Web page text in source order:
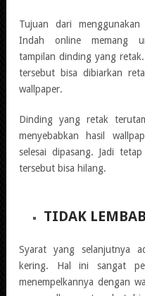
Tujuan dari menggunakan
Indah online memang
tampilan dinding yang
tersebut bisa dibiarkan
wallpaper.
Dinding yang retak
menyebabkan hasil
selesai dipasang. Jadi
tersebut bisa hilang.
TIDAK LEMBAB
Syarat yang selanjutnya
kering. Hal ini sangat
menempelkannya dengan